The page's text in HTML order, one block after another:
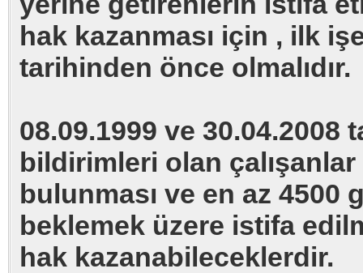
hak kazanması için , ilk
tarihinden önce olmalıdır.
08.09.1999 ve 30.04.2008
bildirimleri olan çalışanlar
bulunması ve en az 4500
beklemek üzere istifa
hak kazanabileceklerdir.